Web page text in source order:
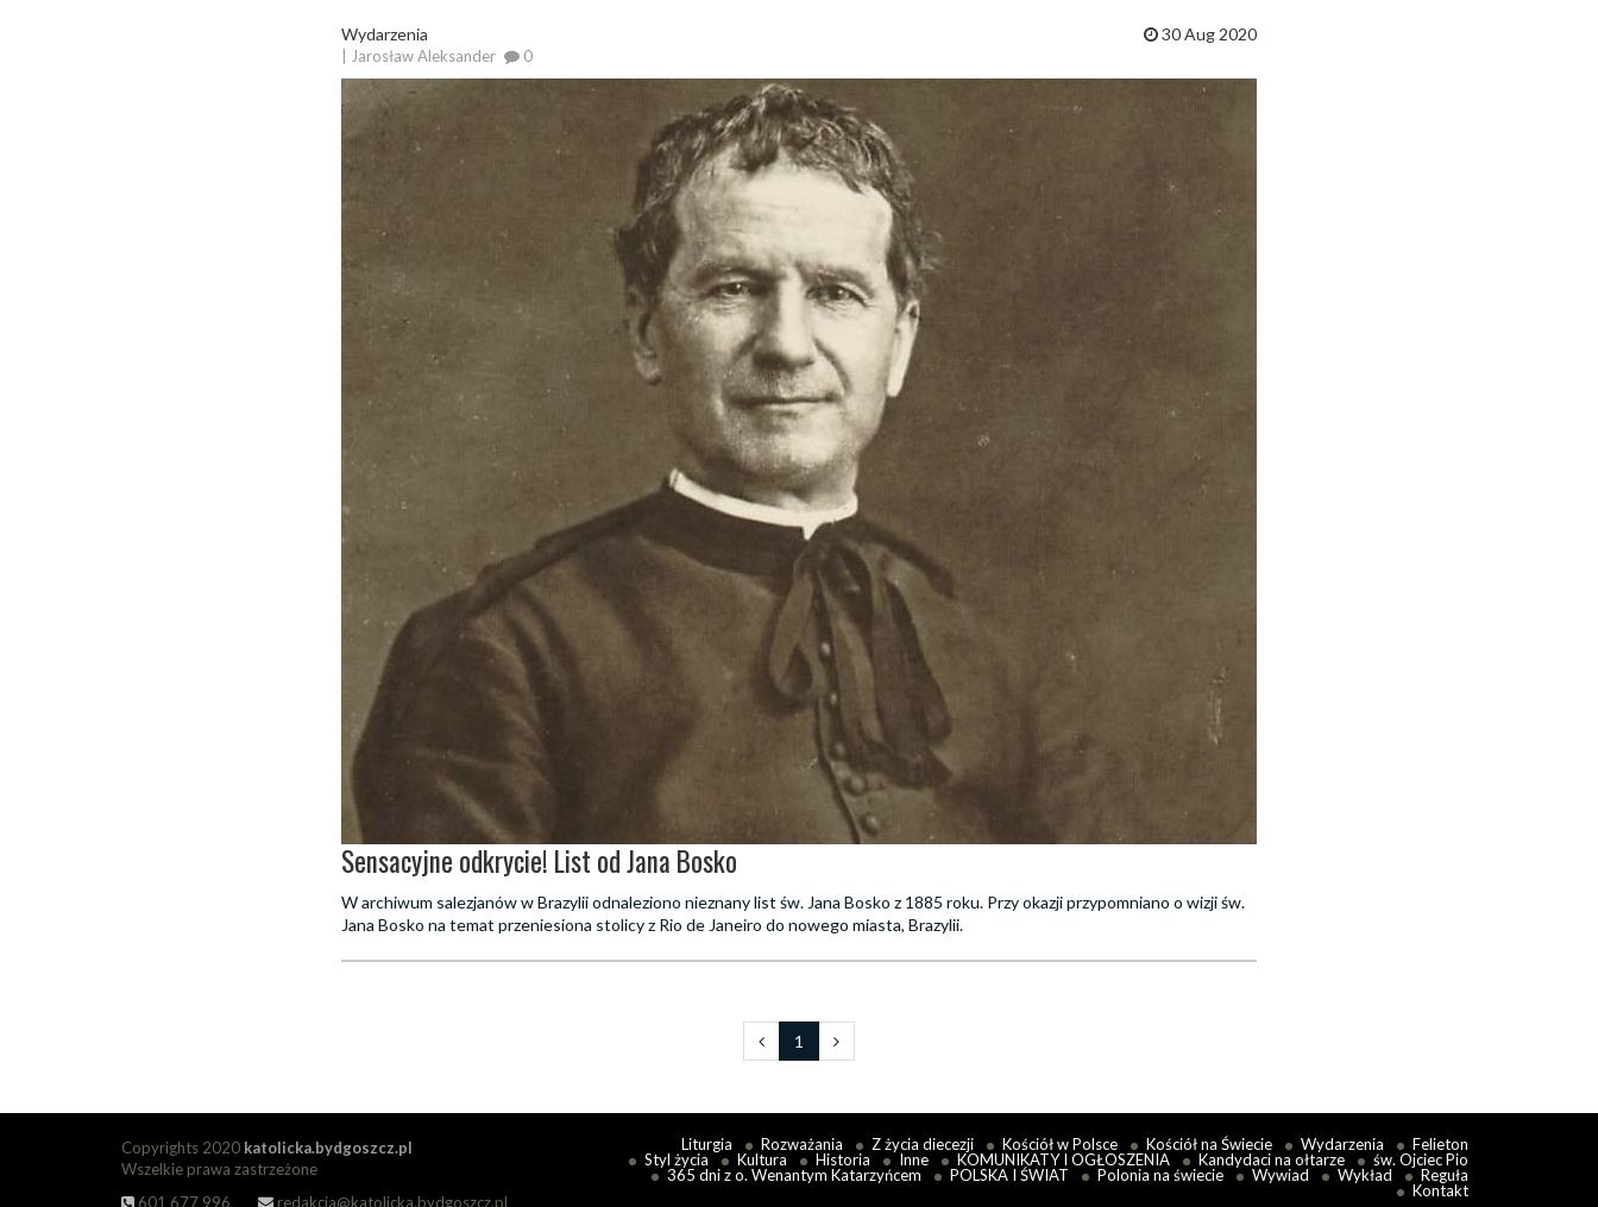
Wydarzenia
| Jarosław Aleksander 0
30 Aug 2020
Sensacyjne odkrycie! List od Jana Bosko
W archiwum salezjanów w Brazylii odnaleziono nieznany list św. Jana Bosko z 1885 roku. Przy okazji przypomniano o wizji św.
Jana Bosko na temat przeniesiona stolicy z Rio de Janeiro do nowego miasta, Brazylii.
1
Copyrights 2020 katolicka.bydgoszcz.pl
Wszelkie prawa zastrzeżone
601 677 996
redakcja@katolicka.bydgoszcz.pl
Liturgia Rozważania Z życia diecezji Kościół w Polsce Kościół na Świecie Wydarzenia
Felieton
Styl życia
Kultura Historia Inne KOMUNIKATY I OGŁOSZENIA Kandydaci na ołtarze
św. Ojciec Pio
365 dni z o. Wenantym Katarzyńcem
POLSKA I ŚWIAT Polonia na świecie Wywiad Wykład
Reguła
Kontakt